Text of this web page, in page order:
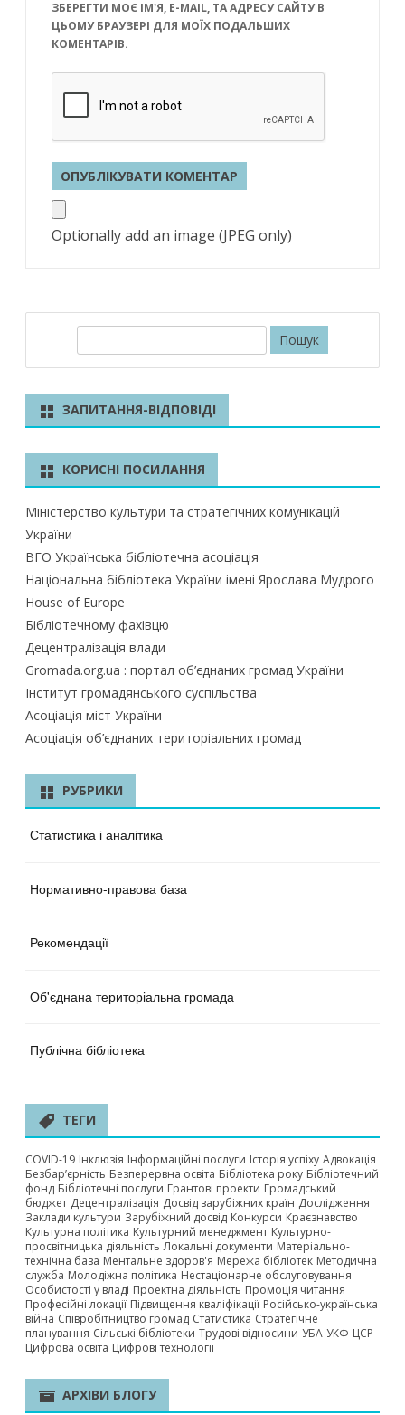
ЗБЕРЕГТИ МОЄ ІМ'Я, E-MAIL, ТА АДРЕСУ САЙТУ В
ЦЬОМУ БРАУЗЕРІ ДЛЯ МОЇХ ПОДАЛЬШИХ
КОМЕНТАРІВ.
Optionally add an image (JPEG only)
к
ЗАПИТАННЯ-ВІДПОВІДІ
КОРИСНІ ПОСИЛАННЯ
Міністерство культури та стратегічних комунікацій
України
ВГО Українська бібліотечна асоціація
Національна бібліотека України імені Ярослава Мудрого
House of Europe
Бібліотечному фахівцю
Децентралізація влади
Gromada.org.ua : портал об’єднаних громад України
Інститут громадянського суспільства
Асоціація міст України
Асоціація об’єднаних територіальних громад
РУБРИКИ
Статистика і аналітика
Нормативно-правова база
Рекомендації
Об'єднана територіальна громада
Публічна бібліотека
ТЕГИ
COVID-19 Інклюзія Інформаційні послуги Історія успіху Адвокація
Безбар’єрність Безперервна освіта Бібліотека року Бібліотечний
фонд Бібліотечні послуги Грантові проекти Громадський
бюджет Децентралізація Досвід зарубіжних країн Дослідження
Заклади культури Зарубіжний досвід Конкурси Краєзнавство
Культурна політика Культурний менеджмент Культурно-
просвітницька діяльність Локальні документи Матеріально-
технічна база Ментальне здоров'я Мережа бібліотек Методична
служба Молодіжна політика Нестаціонарне обслуговування
Особистості у владі Проектна діяльність Промоція читання
Професійні локації Підвищення кваліфікації Російсько-українська
війна Співробітництво громад Статистика Стратегічне
планування Сільські бібліотеки Трудові відносини УБА УКФ ЦСР
Цифрова освіта Цифрові технології
АРХІВИ БЛОГУ